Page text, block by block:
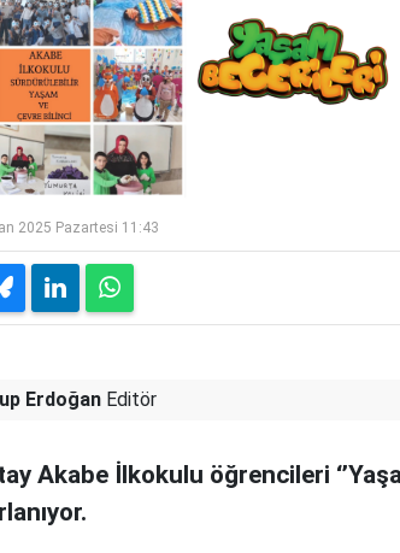
2025 Pazartesi 11:43
Erdoğan Editör
Akabe İlkokulu öğrencileri